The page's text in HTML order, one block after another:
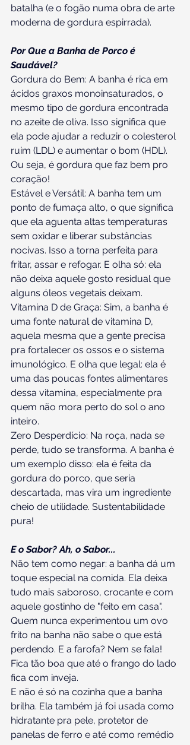
batalha (e o fogão numa obra de arte
moderna de gordura espirrada).
Por Que a Banha de Porco é
Saudável?
Gordura do Bem: A banha é rica em
ácidos graxos monoinsaturados, o
mesmo tipo de gordura encontrada
no azeite de oliva. Isso significa que
ela pode ajudar a reduzir o colesterol
ruim (LDL) e aumentar o bom (HDL).
Ou seja, é gordura que faz bem pro
coração!
Estável e Versátil: A banha tem um
ponto de fumaça alto, o que significa
que ela aguenta altas temperaturas
sem oxidar e liberar substâncias
nocivas. Isso a torna perfeita para
fritar, assar e refogar. E olha só: ela
não deixa aquele gosto residual que
alguns óleos vegetais deixam.
Vitamina D de Graça: Sim, a banha é
uma fonte natural de vitamina D,
aquela mesma que a gente precisa
pra fortalecer os ossos e o sistema
imunológico. E olha que legal: ela é
uma das poucas fontes alimentares
dessa vitamina, especialmente pra
quem não mora perto do sol o ano
inteiro.
Zero Desperdício: Na roça, nada se
perde, tudo se transforma. A banha é
um exemplo disso: ela é feita da
gordura do porco, que seria
descartada, mas vira um ingrediente
cheio de utilidade. Sustentabilidade
pura!
E o Sabor? Ah, o Sabor...
Não tem como negar: a banha dá um
toque especial na comida. Ela deixa
tudo mais saboroso, crocante e com
aquele gostinho de "feito em casa".
Quem nunca experimentou um ovo
frito na banha não sabe o que está
perdendo. E a farofa? Nem se fala!
Fica tão boa que até o frango do lado
fica com inveja.
E não é só na cozinha que a banha
brilha. Ela também já foi usada como
hidratante pra pele, protetor de
panelas de ferro e até como remédio